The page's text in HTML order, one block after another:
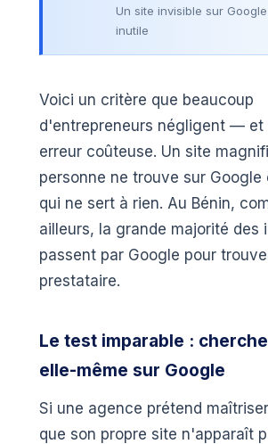
Un site invisible sur
inutile
Voici un critère que beaucoup
d'entrepreneurs négligent — et
erreur coûteuse. Un site
personne ne trouve sur Google
qui ne sert à rien. Au Bénin,
ailleurs, la grande majorité des
passent par Google pour
prestataire.
Le test imparable :
elle-même sur Google
Si une agence prétend
que son propre site n'apparaît